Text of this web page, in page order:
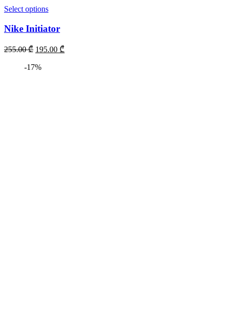
Select options
Nike Initiator
255.00₾ 195.00 ₾
-17%